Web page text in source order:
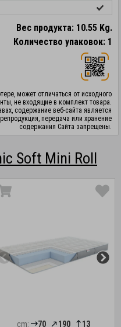
Вес продукта: 10.55 Kg.
Количество упаковок: 1
может отличаться от исходного
не входящие в комплект товара.
содержание веб-сайта является
передача или хранение
содержания Сайта запрещены.
Soft Mini Roll
cm: 70 190
13